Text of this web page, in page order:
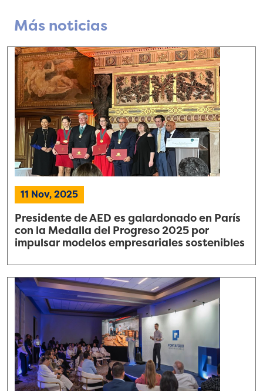
Más noticias
11 Nov, 2025
Presidente de AED es galardonado en París
con la Medalla del Progreso 2025 por
impulsar modelos empresariales sostenibles